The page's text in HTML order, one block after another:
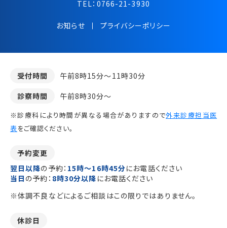
TEL： 0766-21-3930
お知らせ プライバシーポリシー
受付時間
午前8時15分～11時30分
診察時間
午前8時30分～
※診療科により時間が異なる場合がありますので外来診療担当医
表をご確認ください。
予約変更
翌日以降の予約： 15時～16時45分にお電話ください
当日 の予約： 8時30分以降 にお電話ください
※体調不良などによるご相談はこの限りではありません。
休診日